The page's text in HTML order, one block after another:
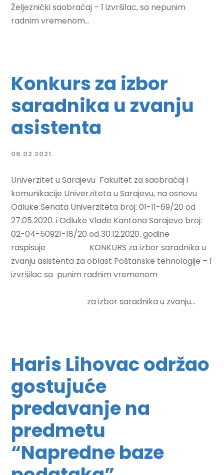
Željeznički saobraćaj – 1 izvršilac, sa nepunim
radnim vremenom...
Konkurs za izbor
saradnika u zvanju
asistenta
06.02.2021.
Univerzitet u Sarajevu Fakultet za saobraćaj i
komunikacije Univerziteta u Sarajevu, na osnovu
Odluke Senata Univerziteta broj: 01-11-69/20 od
27.05.2020. i Odluke Vlade Kantona Sarajevo broj:
02-04-50921-18/20 od 30.12.2020. godine
raspisuje KONKURS za izbor saradnika u
zvanju asistenta za oblast Poštanske tehnologije – 1
izvršilac sa punim radnim vremenom
za izbor saradnika u zvanju...
Haris Lihovac održao
gostujuće
predavanje na
predmetu
“Napredne baze